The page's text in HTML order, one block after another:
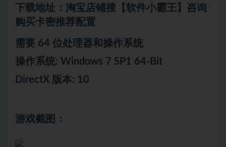
下载地址：淘宝店铺搜【软件小霸王】咨询
购买卡密推荐配置
需要 64 位处理器和操作系统
操作系统: Windows 7 SP1 64-Bit
DirectX 版本: 10
游戏截图：